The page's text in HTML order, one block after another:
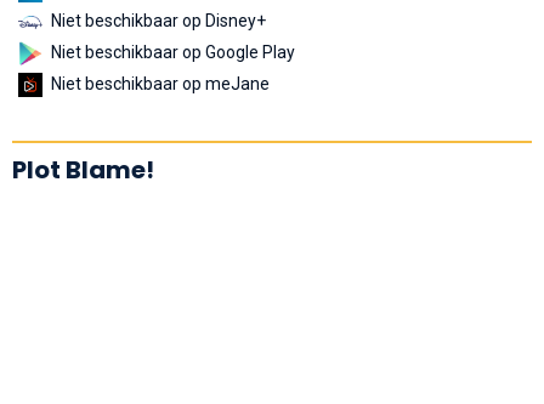
Niet beschikbaar op Disney+
Niet beschikbaar op Google Play
Niet beschikbaar op meJane
Plot Blame!